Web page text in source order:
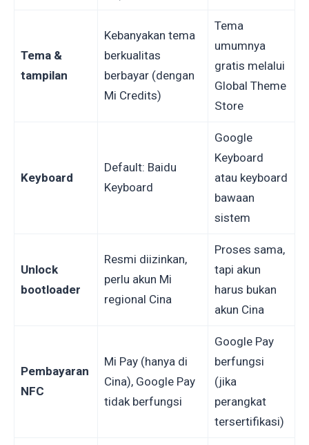
Tema &
tampilan
Kebanyakan tema
berkualitas
berbayar (dengan
Mi Credits)
Tema
umumnya
gratis melalui
Global Theme
Store
Keyboard
Default: Baidu
Keyboard
Google
Keyboard
atau keyboard
bawaan
sistem
Unlock
bootloader
Resmi diizinkan,
perlu akun Mi
regional Cina
Proses sama,
tapi akun
harus bukan
akun Cina
Pembayaran
NFC
Mi Pay (hanya di
Cina), Google Pay
tidak berfungsi
Google Pay
berfungsi
(jika
perangkat
tersertifikasi)